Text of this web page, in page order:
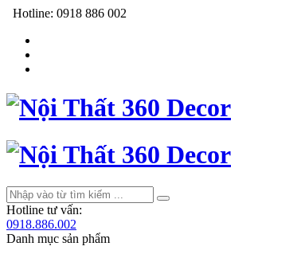
Hotline: 0918 886 002
Hotline tư vấn:
0918.886.002
Danh mục sản phẩm